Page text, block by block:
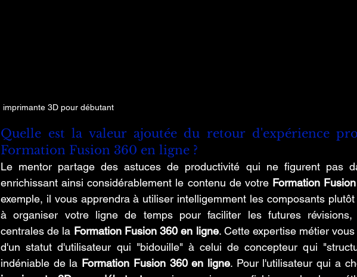
imprimante 3D pour débutant
Quelle est la valeur ajoutée du retour d'expérience
Formation Fusion 360 en ligne ?
Le mentor partage des astuces de productivité qui ne figurent pas
enrichissant ainsi considérablement le contenu de votre Formation
exemple, il vous apprendra à utiliser intelligemment les composants
à organiser votre ligne de temps pour faciliter les futures révisions,
centrales de la Formation Fusion 360 en ligne. Cette expertise métier
d'un statut d'utilisateur qui "bidouille" à celui de concepteur qui
indéniable de la Formation Fusion 360 en ligne. Pour l'utilisateur qui a